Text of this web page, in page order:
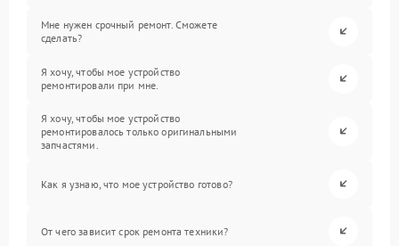
Мне нужен срочный ремонт. Сможете
сделать?
Я хочу, чтобы мое устройство
ремонтировали при мне.
Я хочу, чтобы мое устройство
ремонтировалось только оригинальными
запчастями.
Как я узнаю, что мое устройство готово?
От чего зависит срок ремонта техники?